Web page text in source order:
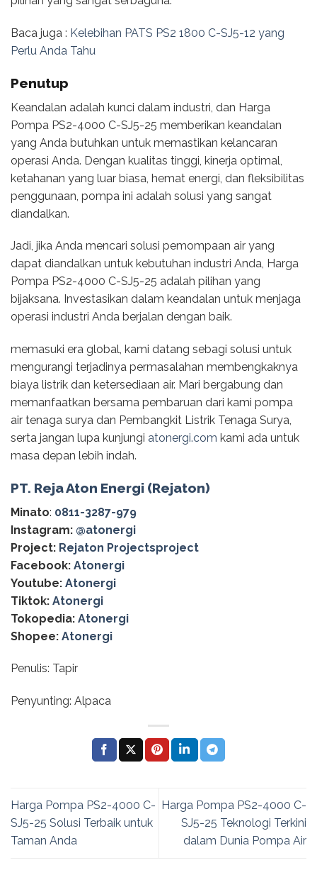
Baca juga : Kelebihan PATS PS2 1800 C-SJ5-12 yang
Perlu Anda Tahu
Penutup
Keandalan adalah kunci dalam industri, dan Harga
Pompa PS2-4000 C-SJ5-25 memberikan keandalan
yang Anda butuhkan untuk memastikan kelancaran
operasi Anda. Dengan kualitas tinggi, kinerja optimal,
ketahanan yang luar biasa, hemat energi, dan fleksibilitas
penggunaan, pompa ini adalah solusi yang sangat
diandalkan.
Jadi, jika Anda mencari solusi pemompaan air yang
dapat diandalkan untuk kebutuhan industri Anda, Harga
Pompa PS2-4000 C-SJ5-25 adalah pilihan yang
bijaksana. Investasikan dalam keandalan untuk menjaga
operasi industri Anda berjalan dengan baik.
memasuki era global, kami datang sebagi solusi untuk
mengurangi terjadinya permasalahan membengkaknya
biaya listrik dan ketersediaan air. Mari bergabung dan
memanfaatkan bersama pembaruan dari kami pompa
air tenaga surya dan Pembangkit Listrik Tenaga Surya,
serta jangan lupa kunjungi atonergi.com kami ada untuk
masa depan lebih indah.
PT. Reja Aton Energi (Rejaton)
Minato: 0811-3287-979
Instagram: @‌atonergi
Project: Rejaton Projectsproject
Facebook: Atonergi
Youtube: Atonergi
Tiktok: Atonergi
Tokopedia: Atonergi
Shopee: Atonergi
Penulis: Tapir
Penyunting: Alpaca
Harga Pompa PS2-4000 C-
SJ5-25 Solusi Terbaik untuk
Taman Anda
Harga Pompa PS2-4000 C-
SJ5-25 Teknologi Terkini
dalam Dunia Pompa Air